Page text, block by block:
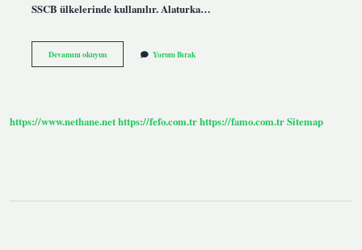
SSCB ülkelerinde kullanılır. Alaturka…
Devamını okuyunMaşrapa
Nasıl
Yorum Bırak
https://www.nethane.nethttps://fefo.com.trhttps://famo.com.trSitemap